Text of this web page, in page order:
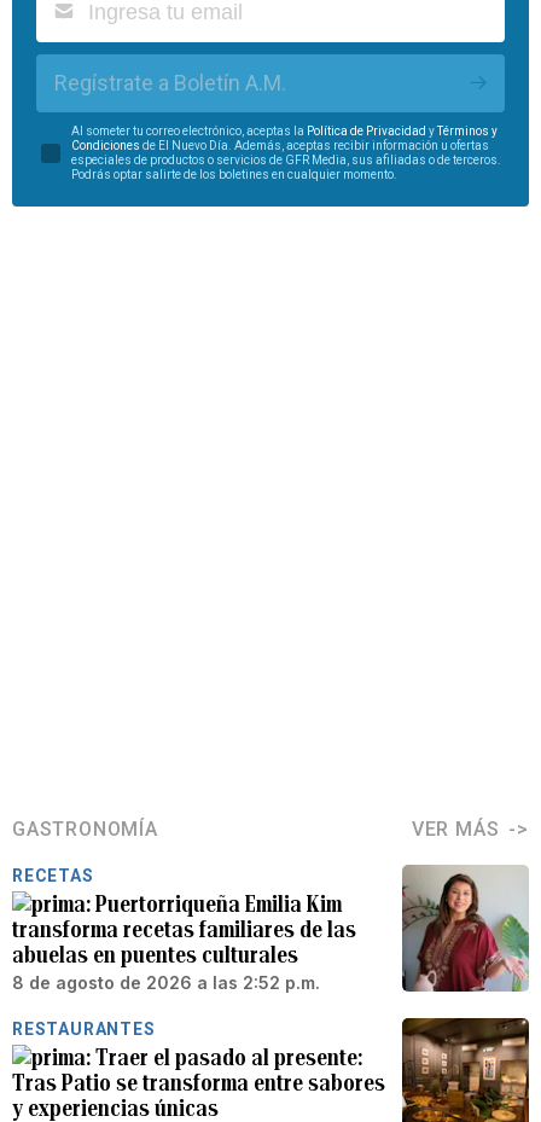
Regístrate a Boletín A.M.
Al someter tu correo electrónico, aceptas la Política de Privacidad yTérminos y
Condiciones de El Nuevo Día. Además, aceptas recibir información u ofertas
especiales de productos o servicios de GFR Media, sus afiliadas o de terceros.
Podrás optar salirte de los boletines en cualquier momento.
GASTRONOMÍA VER MÁS
RECETAS
Puertorriqueña Emilia Kim
transforma recetas familiares de las
abuelas en puentes culturales
8 de agosto de 2026 a las 2:52 p.m.
RESTAURANTES
Traer el pasado al presente:
Tras Patio se transforma entre sabores
y experiencias únicas